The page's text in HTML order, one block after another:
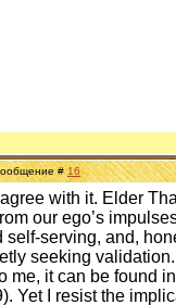
#16
with it. Elder
our ego’s
serving, and,
seeking
me, it can be found
Yet I resist the